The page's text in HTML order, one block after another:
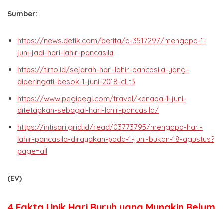
Sumber:
https://news.detik.com/berita/d-3517297/mengapa-1-
juni-jadi-hari-lahir-pancasila
https://tirto.id/sejarah-hari-lahir-pancasila-yang-
diperingati-besok-1-juni-2018-cLt3
https://www.pegipegi.com/travel/kenapa-1-juni-
ditetapkan-sebagai-hari-lahir-pancasila/
https://intisari.grid.id/read/03773795/mengapa-hari-
lahir-pancasila-dirayakan-pada-1-juni-bukan-18-agustus?
page=all
(EV)